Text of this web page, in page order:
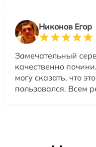
Никонов Егор
Замечательный
качественно
могу сказать, что
пользовался. Всем